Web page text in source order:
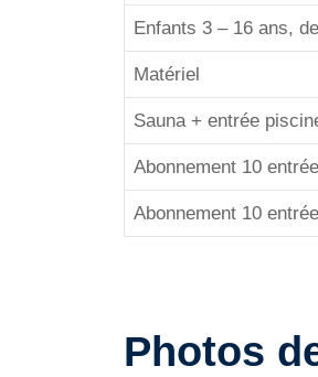
Enfants 3 – 16 ans,
Matériel
Sauna + entrée
Abonnement 10
Abonnement 10
Photos